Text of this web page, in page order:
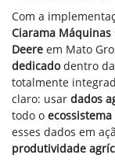
Com a
Ciarama Máquinas
Deere em Mato
dedicadodentro
totalmente
claro: usar dados
todo o
esses dados em
produtividade